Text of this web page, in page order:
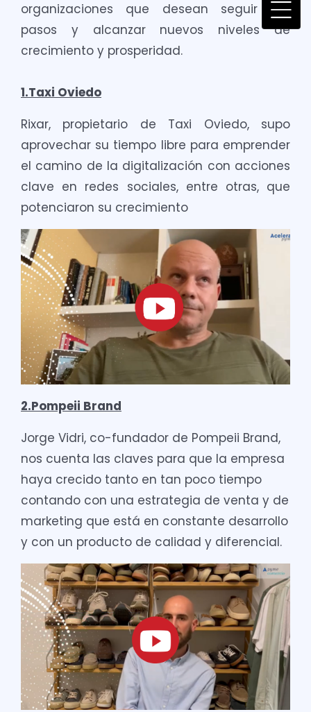
organizaciones que desean seguir sus
pasos y alcanzar nuevos niveles de
crecimiento y prosperidad.
1.Taxi Oviedo
Rixar, propietario de Taxi Oviedo, supo
aprovechar su tiempo libre para emprender
el camino de la digitalización con acciones
clave en redes sociales, entre otras, que
potenciaron su crecimiento
2.Pompeii Brand
Jorge Vidri, co-fundador de Pompeii Brand,
nos cuenta las claves para que la empresa
haya crecido tanto en tan poco tiempo
contando con una estrategia de venta y de
marketing que está en constante desarrollo
y con un producto de calidad y diferencial.